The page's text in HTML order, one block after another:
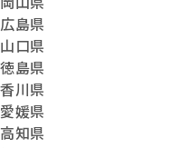
広島県
山口県
徳島県
香川県
愛媛県
高知県